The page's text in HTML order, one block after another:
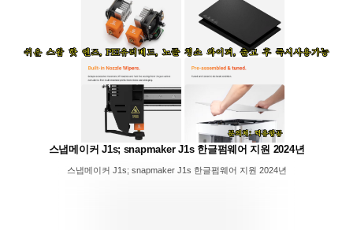
스냅메이커 J1s; snapmaker J1s 한글펌웨어 지원 2024년
스냅메이커 J1s; snapmaker J1s 한글펌웨어 지원 2024년